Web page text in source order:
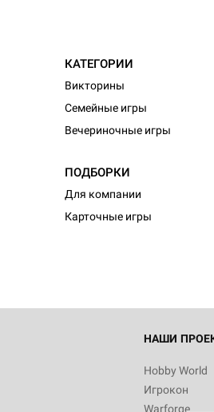
КАТЕГОРИИ
Викторины
Семейные игры
Вечериночные игры
ПОДБОРКИ
Для компании
Карточные игры
НАШИ
Hobby World
Игрокон
Warforge